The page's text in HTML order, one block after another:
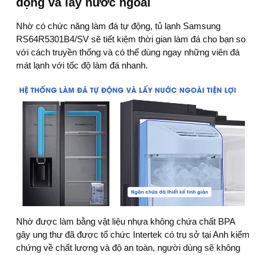
Nhờ có chức năng làm đá tự động, tủ lạnh Samsung
RS64R5301B4/SV sẽ tiết kiệm thời gian làm đá cho bạn so
với cách truyền thống và có thể dùng ngay những viên đá
mát lạnh với tốc độ làm đá nhanh.
Nhờ được làm bằng vật liệu nhựa không chứa chất BPA
gây ung thư đã được tổ chức Intertek có trụ sở tại Anh kiểm
chứng về chất lượng và độ an toàn, người dùng sẽ không